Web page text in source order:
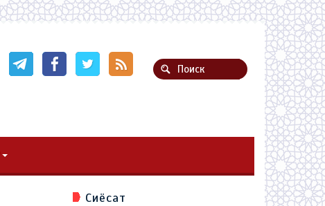
Сиёсат